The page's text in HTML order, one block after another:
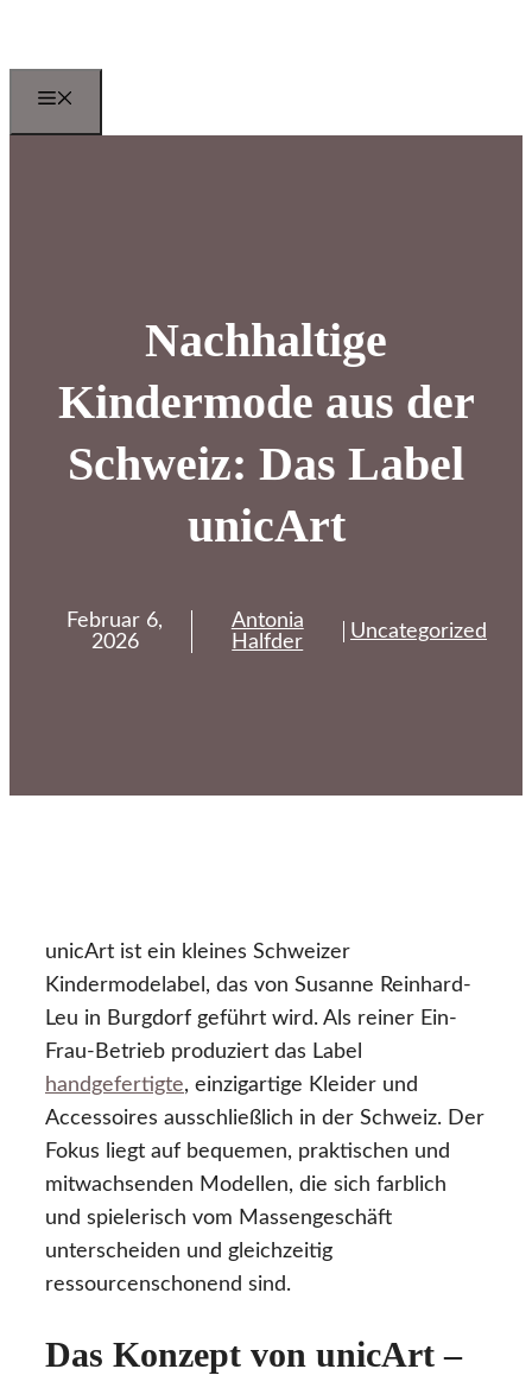
springen
Nachhaltige
Kindermode aus der
Schweiz: Das Label
unicArt
Februar 6,
2026
Antonia
Halfder
Uncategorized
unicArt ist ein kleines Schweizer
Kindermodelabel, das von Susanne Reinhard-
Leu in Burgdorf geführt wird. Als reiner Ein-
Frau-Betrieb produziert das Label
handgefertigte, einzigartige Kleider und
Accessoires ausschließlich in der Schweiz. Der
Fokus liegt auf bequemen, praktischen und
mitwachsenden Modellen, die sich farblich
und spielerisch vom Massengeschäft
unterscheiden und gleichzeitig
ressourcenschonend sind.
Das Konzept von unicArt –